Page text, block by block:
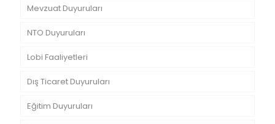
Mevzuat Duyuruları
NTO Duyuruları
Lobi Faaliyetleri
Dış Ticaret Duyuruları
Eğitim Duyuruları